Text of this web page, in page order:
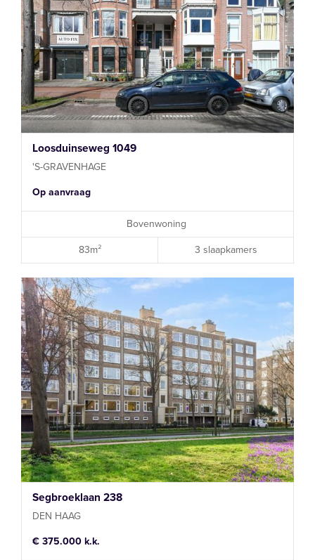
Loosduinseweg 1049
'S-GRAVENHAGE
Op aanvraag
Bovenwoning
83m² 3 slaapkamers
Segbroeklaan 238
DEN HAAG
€ 375.000 k.k.